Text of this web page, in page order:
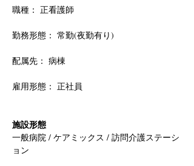
職種： 正看護師
勤務形態： 常勤(夜勤有り)
配属先： 病棟
雇用形態： 正社員
施設形態
一般病院 / ケアミックス / 訪問介護ステーシ
ョン